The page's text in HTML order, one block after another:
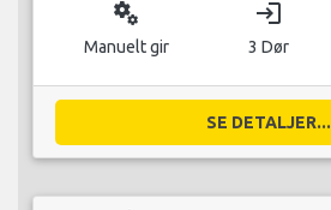
miscellaneous_services
Manuelt gir
login
3 Dør
SE DETALJER...